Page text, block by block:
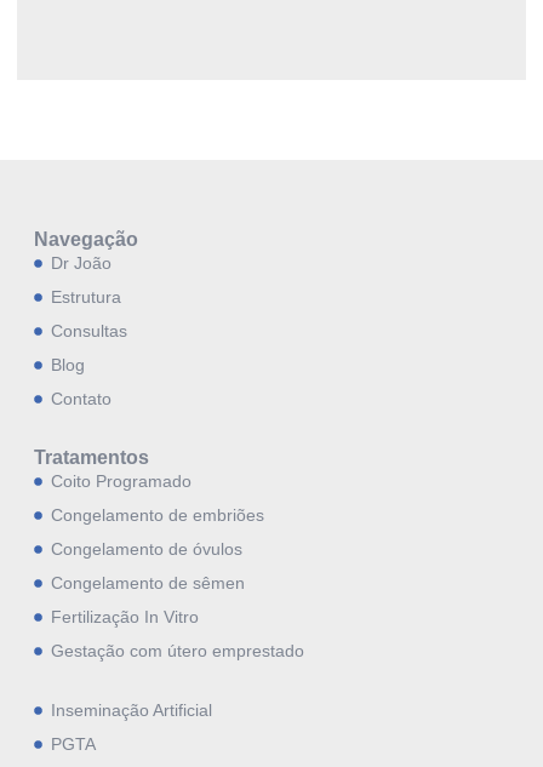
Navegação
Dr João
Estrutura
Consultas
Blog
Contato
Tratamentos
Coito Programado
Congelamento de embriões
Congelamento de óvulos
Congelamento de sêmen
Fertilização In Vitro
Gestação com útero emprestado
Inseminação Artificial
PGTA